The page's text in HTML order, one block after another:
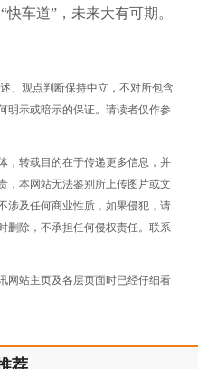
车道”，未来大有可期。
、观点判断保持中立，不对所包含
明示或暗示的保证。请读者仅作参
，转载目的在于传递更多信息，并
，本网站无法鉴别所上传图片或文
涉及任何商业性质，如果侵犯，请
删除，不承担任何侵权责任。联系
网站主页及各层页面时已经仔细看
荐